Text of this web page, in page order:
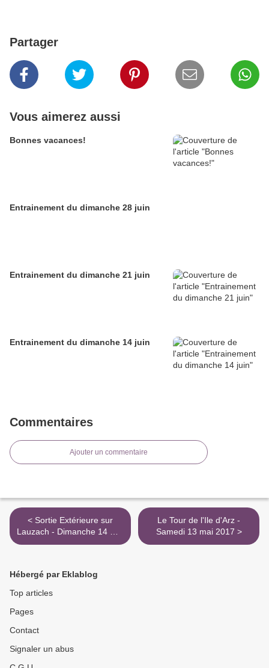
Partager
Vous aimerez aussi
Bonnes vacances!
Entrainement du dimanche 28 juin
Entrainement du dimanche 21 juin
Entrainement du dimanche 14 juin
Commentaires
Ajouter un commentaire
< Sortie Extérieure sur
Lauzach - Dimanche 14 mai
2017
Le Tour de l'Ile d'Arz -
Samedi 13 mai 2017 >
Hébergé par Eklablog
Top articles
Pages
Contact
Signaler un abus